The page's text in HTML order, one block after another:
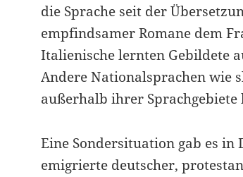
die Sprache seit der
empfindsamer Romane dem
Italienische lernten Gebildete
Andere Nationalsprachen wie
außerhalb ihrer Sprachgebiete
Eine Sondersituation gab es in
emigrierte deutscher,